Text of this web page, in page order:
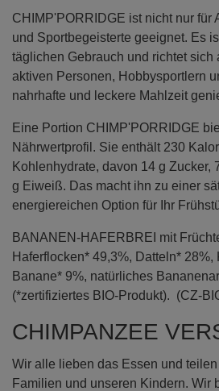
CHIMP'PORRIDGE ist nicht nur für
und Sportbegeisterte geeignet. Es
täglichen Gebrauch und richtet sich
aktiven Personen, Hobbysportlern
nahrhafte und leckere Mahlzeit
Eine Portion CHIMP'PORRIDGE
Nährwertprofil. Sie enthält 230
Kohlenhydrate, davon 14 g Zucker,
g Eiweiß. Das macht ihn zu einer
energiereichen Option für Ihr
BANANEN-HAFERBREI mit
Haferflocken* 49,3%, Datteln* 28%,
Banane* 9%, natürliches
(*zertifiziertes BIO-Produkt). (CZ-
CHIMPANZEE
Wir alle lieben das Essen und
Familien und unseren Kindern. Wir